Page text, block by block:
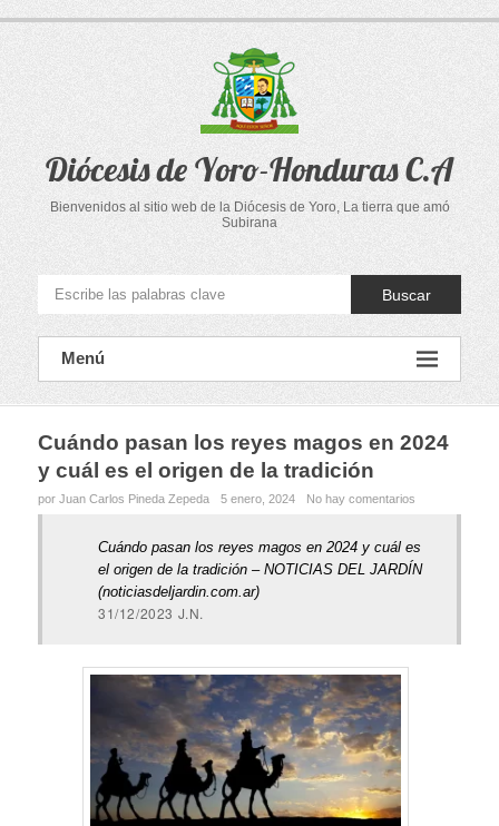
Diócesis de Yoro-Honduras C.A
Bienvenidos al sitio web de la Diócesis de Yoro, La tierra que amó
Subirana
Buscar
Menú
Cuándo pasan los reyes magos en 2024
y cuál es el origen de la tradición
por Juan Carlos Pineda Zepeda 5 enero, 2024 No hay comentarios
Cuándo pasan los reyes magos en 2024 y cuál es
el origen de la tradición – NOTICIAS DEL JARDÍN
(noticiasdeljardin.com.ar)
31/12/2023 J.N.